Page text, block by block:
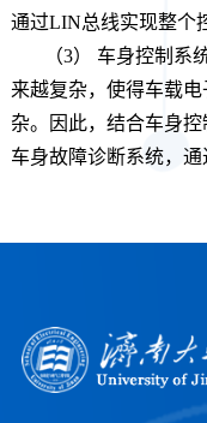
通过LIN总线实现整个
（3） 车身控制
来越复杂，使得车载
杂。因此，结合车身
车身故障诊断系统，通